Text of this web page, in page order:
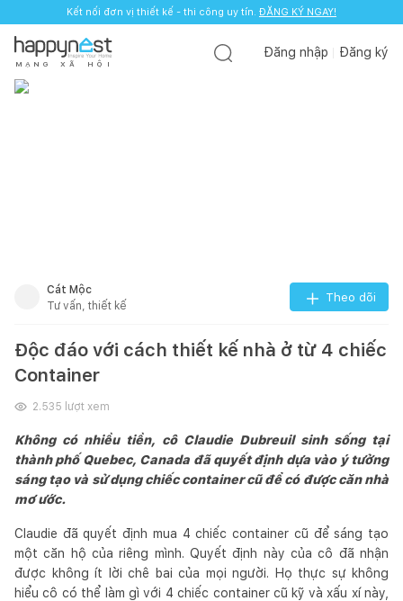
Kết nối đơn vị thiết kế - thi công uy tín. ĐĂNG KÝ NGAY!
M Ạ N G X Ã H Ộ I
Đăng nhập Đăng ký
Cát Mộc
Tư vấn, thiết kế
Theo dõi
Độc đáo với cách thiết kế nhà ở từ 4 chiếc
Container
2.535 lượt xem
Không có nhiều tiền, cô Claudie Dubreuil sinh sống tại
thành phố Quebec, Canada đã quyết định dựa vào ý tưởng
sáng tạo và sử dụng chiếc container cũ để có được căn nhà
mơ ước.
Claudie đã quyết định mua 4 chiếc container cũ để sáng tạo
một căn hộ của riêng mình. Quyết định này của cô đã nhận
được không ít lời chê bai của mọi người. Họ thực sự không
hiểu cô có thể làm gì với 4 chiếc container cũ kỹ và xấu xí này,